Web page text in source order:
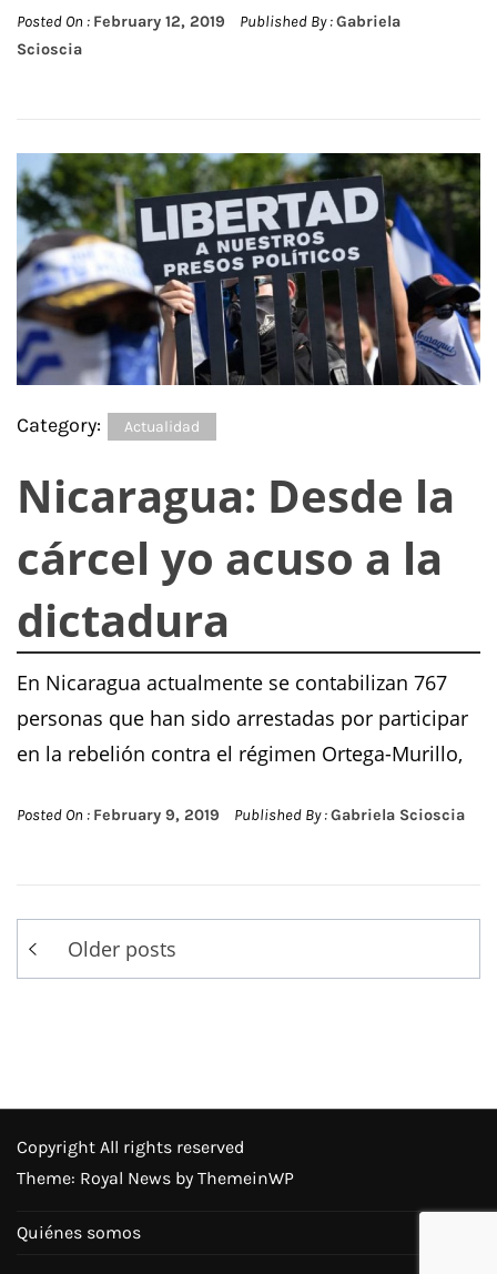
Posted On : February 12, 2019 Published By :Gabriela
Scioscia
Category: Actualidad
Nicaragua: Desde la
cárcel yo acuso a la
dictadura
En Nicaragua actualmente se contabilizan 767
personas que han sido arrestadas por participar
en la rebelión contra el régimen Ortega-Murillo,
Posted On : February 9, 2019 Published By :Gabriela Scioscia
Posts
navigation
Older posts
Copyright All rights reserved
Theme: Royal News by ThemeinWP
Quiénes somos